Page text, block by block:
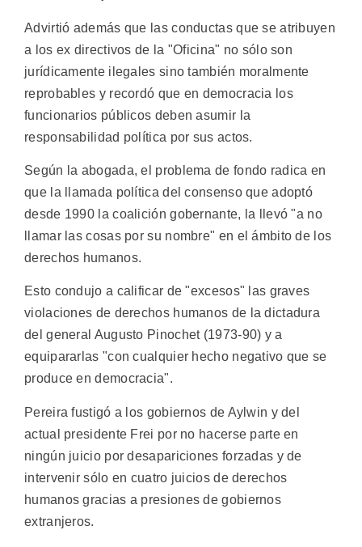
Advirtió además que las conductas que se atribuyen
a los ex directivos de la "Oficina" no sólo son
jurídicamente ilegales sino también moralmente
reprobables y recordó que en democracia los
funcionarios públicos deben asumir la
responsabilidad política por sus actos.
Según la abogada, el problema de fondo radica en
que la llamada política del consenso que adoptó
desde 1990 la coalición gobernante, la llevó "a no
llamar las cosas por su nombre" en el ámbito de los
derechos humanos.
Esto condujo a calificar de "excesos" las graves
violaciones de derechos humanos de la dictadura
del general Augusto Pinochet (1973-90) y a
equipararlas "con cualquier hecho negativo que se
produce en democracia".
Pereira fustigó a los gobiernos de Aylwin y del
actual presidente Frei por no hacerse parte en
ningún juicio por desapariciones forzadas y de
intervenir sólo en cuatro juicios de derechos
humanos gracias a presiones de gobiernos
extranjeros.